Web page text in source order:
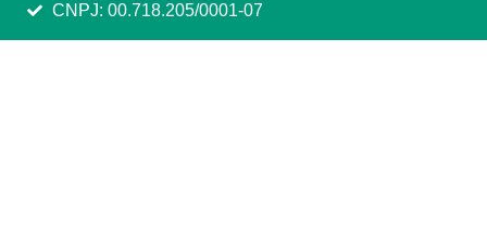
CNPJ: 00.718.205/0001-07